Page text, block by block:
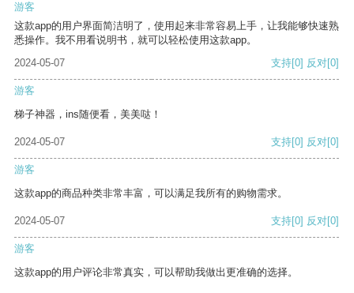
游客
这款app的用户界面简洁明了，使用起来非常容易上手，让我能够快速熟
悉操作。我不用看说明书，就可以轻松使用这款app。
2024-05-07
支持[0] 反对[0]
游客
梯子神器，ins随便看，美美哒！
2024-05-07 支持[0] 反对[0]
游客
这款app的商品种类非常丰富，可以满足我所有的购物需求。
2024-05-07 支持[0] 反对[0]
游客
这款app的用户评论非常真实，可以帮助我做出更准确的选择。